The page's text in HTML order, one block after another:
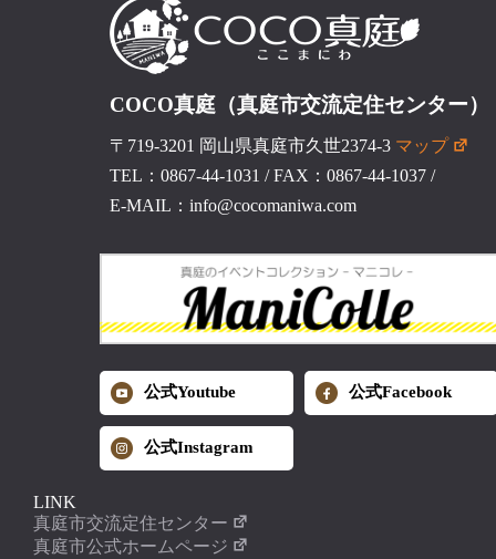
COCO真庭（真庭市交流定住センター）
〒719-3201 岡山県真庭市久世2374-3 マップ
TEL：0867-44-1031 /FAX：0867-44-1037/
E-MAIL：info@cocomaniwa.com
公式Youtube 公式Facebook
公式Instagram
LINK
真庭市交流定住センター
真庭市公式ホームページ